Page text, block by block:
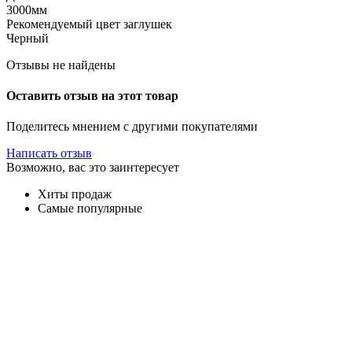
3000мм
Рекомендуемый цвет заглушек
Черный
Отзывы не найдены
Оставить отзыв на этот товар
Поделитесь мнением с другими покупателями
Написать отзыв
Возможно, вас это заинтересует
Хиты продаж
Самые популярные